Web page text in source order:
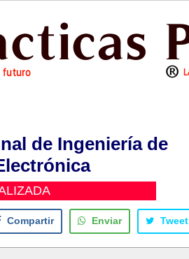
de Ingeniería de
Compartir Enviar Tweet